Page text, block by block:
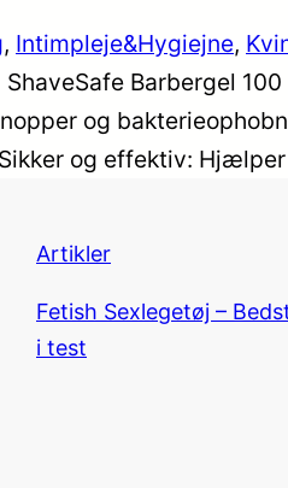
, Intimpleje&Hygiejne,
Barbergel
og
og effektiv:
Artikler
Fetish Sexlegetøj –
i test